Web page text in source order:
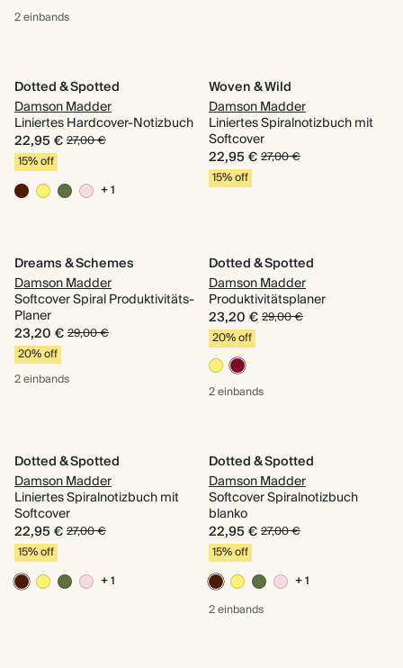
2 einbands
Dotted & Spotted
Damson Madder
Liniertes Hardcover-Notizbuch
22,95 €27,00 €
15% off
+ 1
Woven & Wild
Damson Madder
Liniertes Spiralnotizbuch mit
Softcover
22,95 €27,00 €
15% off
Dreams & Schemes
Damson Madder
Softcover Spiral Produktivitäts-
Planer
23,20 €29,00 €
20% off
2 einbands
Dotted & Spotted
Damson Madder
Produktivitätsplaner
23,20 €29,00 €
20% off
2 einbands
Dotted & Spotted
Damson Madder
Liniertes Spiralnotizbuch mit
Softcover
22,95 €27,00 €
15% off
+ 1
Dotted & Spotted
Damson Madder
Softcover Spiralnotizbuch
blanko
22,95 €27,00 €
15% off
+ 1
2 einbands